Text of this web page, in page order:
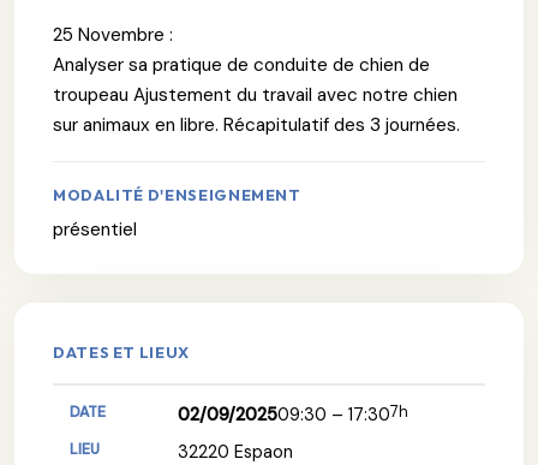
25 Novembre :
Analyser sa pratique de conduite de chien de
troupeau Ajustement du travail avec notre chien
sur animaux en libre. Récapitulatif des 3 journées.
MODALITÉ D'ENSEIGNEMENT
présentiel
DATES ET LIEUX
02/09/202509:30 – 17:307h
32220 Espaon